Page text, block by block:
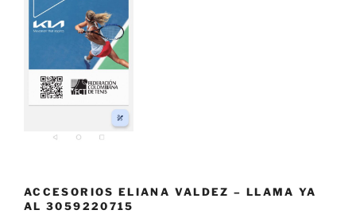
ACCESORIOS ELIANA VALDEZ – LLAMA YA
AL 3059220715